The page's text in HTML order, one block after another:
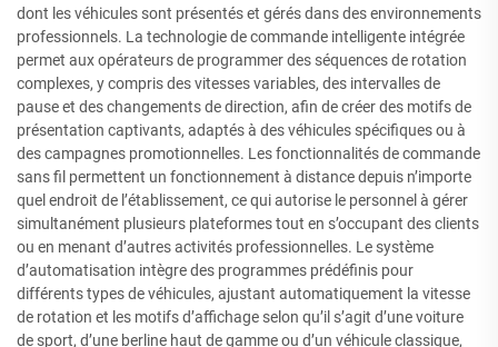
dont les véhicules sont présentés et gérés dans des environnements
professionnels. La technologie de commande intelligente intégrée
permet aux opérateurs de programmer des séquences de rotation
complexes, y compris des vitesses variables, des intervalles de
pause et des changements de direction, afin de créer des motifs de
présentation captivants, adaptés à des véhicules spécifiques ou à
des campagnes promotionnelles. Les fonctionnalités de commande
sans fil permettent un fonctionnement à distance depuis n’importe
quel endroit de l’établissement, ce qui autorise le personnel à gérer
simultanément plusieurs plateformes tout en s’occupant des clients
ou en menant d’autres activités professionnelles. Le système
d’automatisation intègre des programmes prédéfinis pour
différents types de véhicules, ajustant automatiquement la vitesse
de rotation et les motifs d’affichage selon qu’il s’agit d’une voiture
de sport, d’une berline haut de gamme ou d’un véhicule classique,